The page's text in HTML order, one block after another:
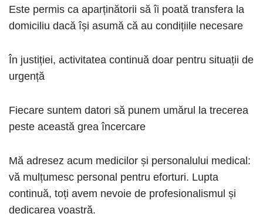
Este permis ca aparținătorii să îi poată transfera la
domiciliu dacă își asumă că au condițiile necesare
În justiției, activitatea continuă doar pentru situații de
urgență
Fiecare suntem datori să punem umărul la trecerea
peste această grea încercare
Mă adresez acum medicilor și personalului medical:
vă mulțumesc personal pentru eforturi. Lupta
continuă, toți avem nevoie de profesionalismul și
dedicarea voastră.